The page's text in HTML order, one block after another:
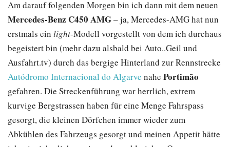
Am darauf folgenden Morgen bin ich dann mit dem neuen
Mercedes-Benz C450 AMG– ja, Mercedes-AMG hat nun
erstmals ein light-Modell vorgestellt von dem ich durchaus
begeistert bin (mehr dazu alsbald bei Auto..Geil und
Ausfahrt.tv) durch das bergige Hinterland zur Rennstrecke
Autódromo Internacional do Algarve nahe Portimão
gefahren. Die Streckenführung war herrlich, extrem
kurvige Bergstrassen haben für eine Menge Fahrspass
gesorgt, die kleinen Dörfchen immer wieder zum
Abkühlen des Fahrzeugs gesorgt und meinen Appetit hätte